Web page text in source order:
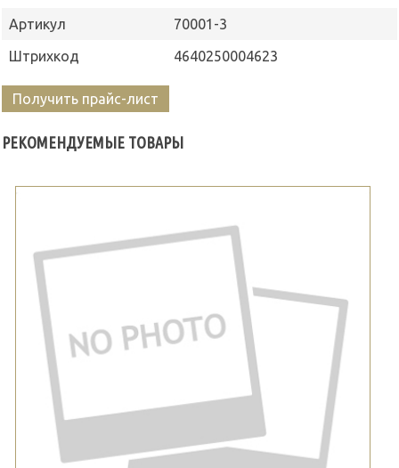
Артикул
70001-3
Штрихкод
4640250004623
Получить прайс-лист
РЕКОМЕНДУЕМЫЕ ТОВАРЫ